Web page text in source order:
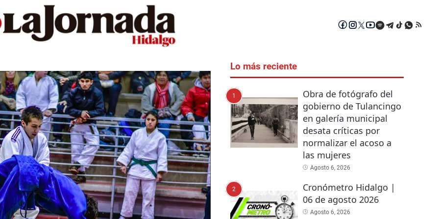
Lo más reciente
1
Obra de fotógrafo del
gobierno de Tulancingo
en galería municipal
desata críticas por
normalizar el acoso a
las mujeres
Agosto 6, 2026
2
Cronómetro Hidalgo |
06 de agosto 2026
Agosto 6, 2026